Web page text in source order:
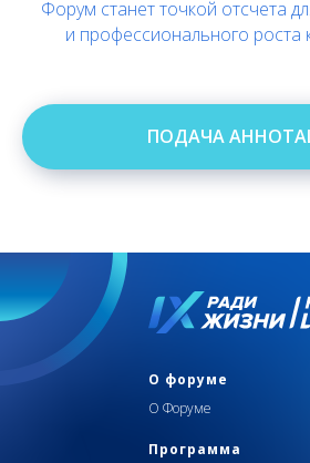
Форум станет точкой отсчета
и профессионального роста
ПОДАЧА
О форуме
О Форуме
Программа